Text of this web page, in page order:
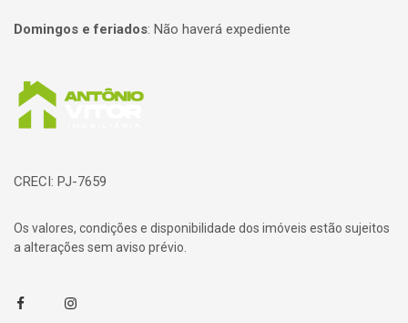
Domingos e feriados: Não haverá expediente
Página inicial
CRECI: PJ-7659
Os valores, condições e disponibilidade dos imóveis estão sujeitos
a alterações sem aviso prévio.
FacebookInstagram